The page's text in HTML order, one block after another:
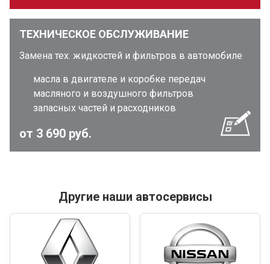
ТЕХНИЧЕСКОЕ ОБСЛУЖИВАНИЕ
Замена тех. жидкостей и фильтров в автомобиле
масла в двигателе и коробке передач
масляного и воздушного фильтров
запасных частей и расходников
от 3 690 руб.
Другие наши автосервисы